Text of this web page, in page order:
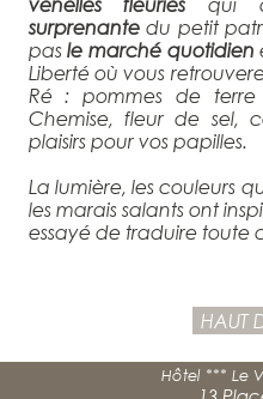
surprenantedu petit
pasle marché quotidien
Liberté où vous
Ré : pommes de terre
Chemise, fleur de sel,
plaisirs pour vos papilles.
La lumière, les couleurs
les marais salants ont
essayé de traduire toute
Hôtel *** Le